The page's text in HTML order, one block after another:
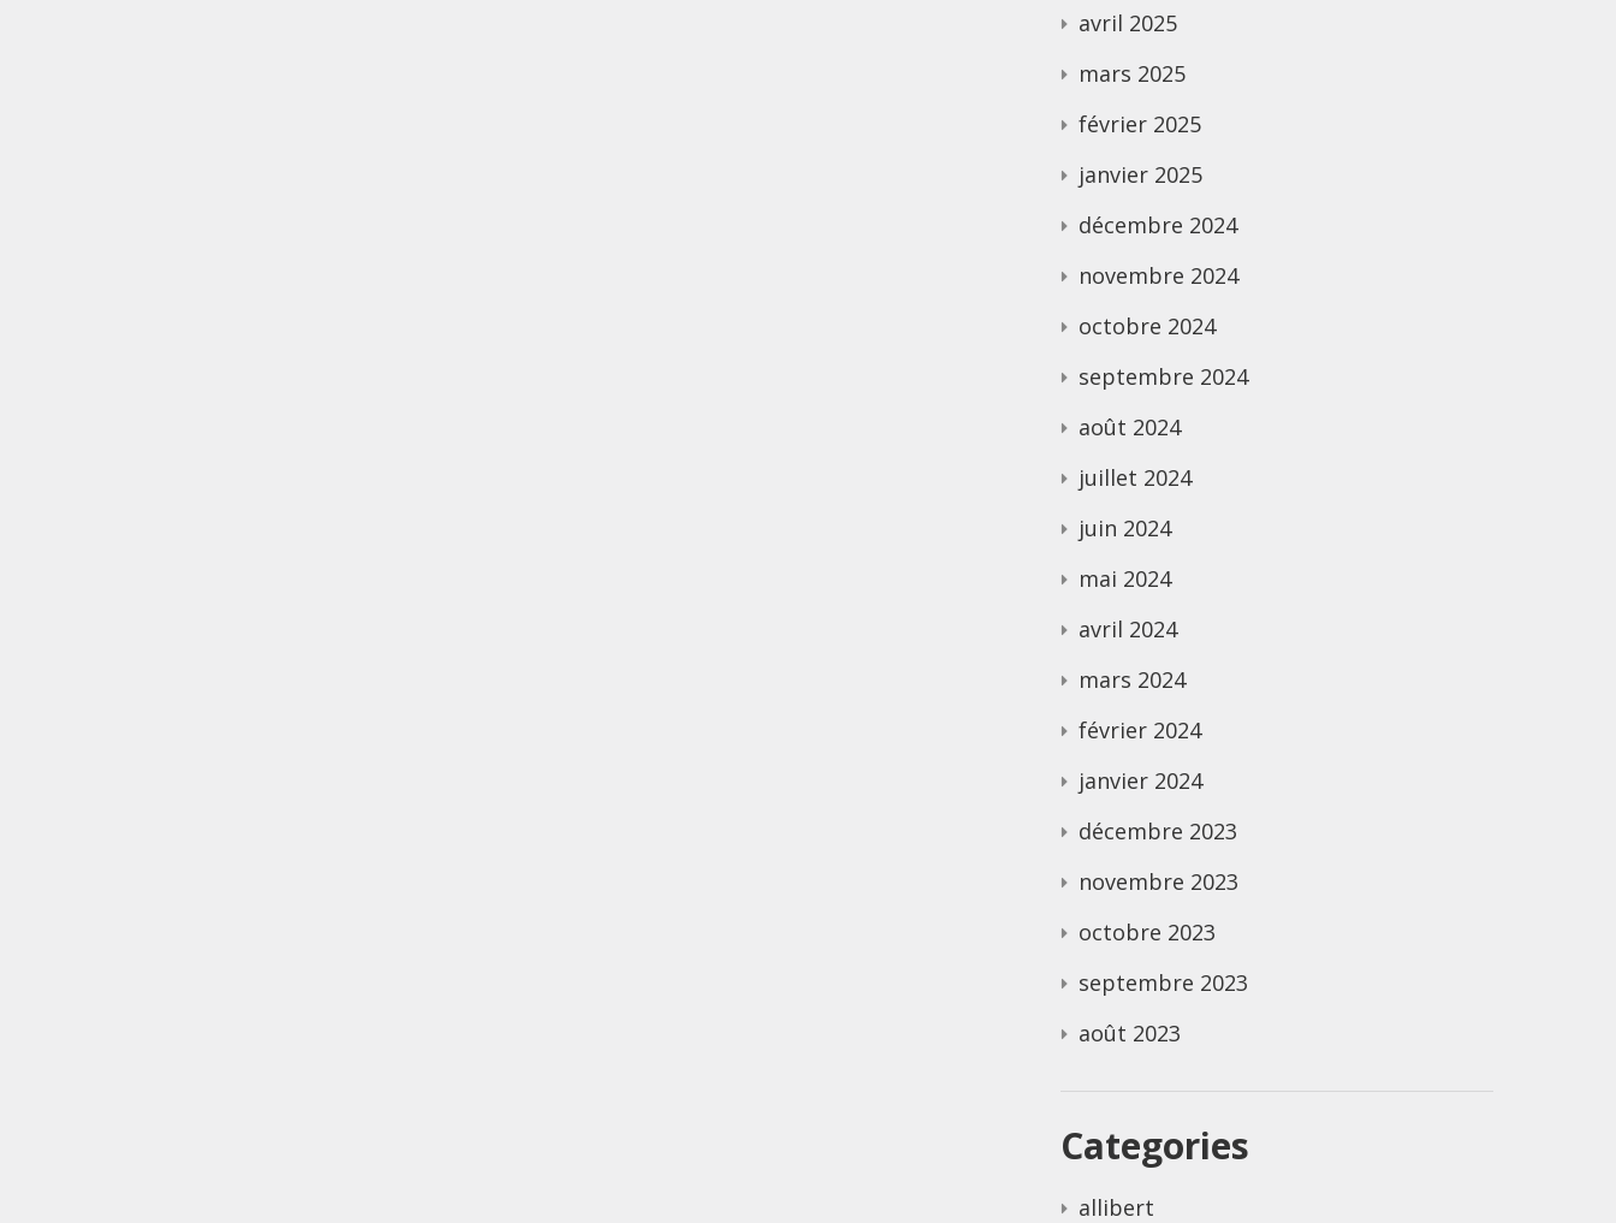
avril 2025
mars 2025
février 2025
janvier 2025
décembre 2024
novembre 2024
octobre 2024
septembre 2024
août 2024
juillet 2024
juin 2024
mai 2024
avril 2024
mars 2024
février 2024
janvier 2024
décembre 2023
novembre 2023
octobre 2023
septembre 2023
août 2023
Categories
allibert